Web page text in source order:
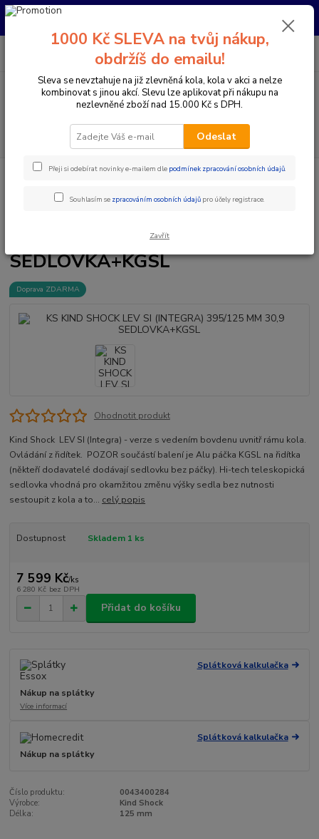
Pro nachystání kola / doplňků na prodejně si prosím zavolejte dopředu.
Menu
CZK
PO-PÁ 10:00-17:00 | SO: 9:00-12:00
Komponenty na kolo Sedlovky Teleskopické sedlovky
KS
(INTEGRA) 395/125 MM 30,9
SEDLOVKA+KGSL
Doprava ZDARMA
Ohodnotit produkt
Kind Shock LEV SI (Integra) - verze s vedením bovdenu uvnitř rámu kola.
Ovládání z řidítek. POZOR součástí balení je Alu páčka KGSL na řidítka
(někteří dodavatelé dodávají sedlovku bez páčky). Hi-tech teleskopická
sedlovka vhodná pro okamžitou změnu výšky sedla bez nutnosti
sestoupit z kola a to... celý popis
Dostupnost Skladem 1 ks
7 599 Kč/ks
6 280 Kč bez DPH
Přidat do košíku
Splátková kalkulačka
Nákup na splátky
Více informací
Splátková kalkulačka
Nákup na splátky
Číslo produktu:
0043400284
Výrobce:
Kind Shock
Délka:
125 mm
1000 Kč SLEVA na tvůj nákup,
obdržíš do emailu!
Sleva se nevztahuje na již zlevněná kola, kola v akci a nelze
kombinovat s jinou akcí. Slevu lze aplikovat při nákupu na
nezlevněné zboží nad 15.000 Kč s DPH.
Odeslat
Přeji si odebírat novinky e-mailem dle podmínek zpracování osobních údajů.
Souhlasím se zpracováním osobních údajů pro účely registrace.
Zavřít